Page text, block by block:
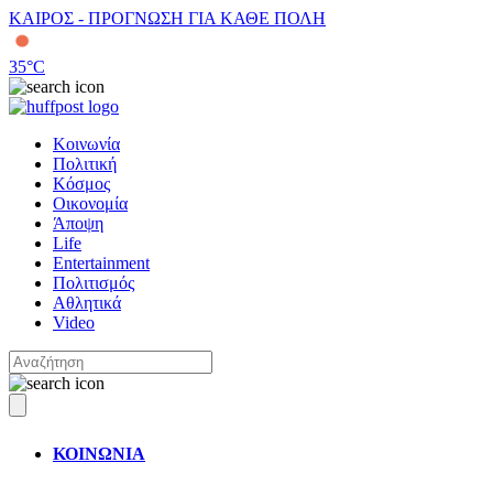
ΚΑΙΡΟΣ - ΠΡΟΓΝΩΣΗ ΓΙΑ ΚΑΘΕ ΠΟΛΗ
35°C
Κοινωνία
Πολιτική
Κόσμος
Οικονομία
Άποψη
Life
Entertainment
Πολιτισμός
Αθλητικά
Video
ΚΟΙΝΩΝΙΑ